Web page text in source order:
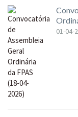
01-04-